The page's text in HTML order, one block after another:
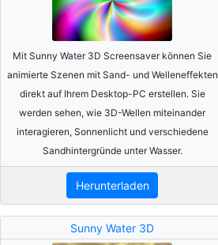
Mit Sunny Water 3D Screensaver können Sie
animierte Szenen mit Sand- und Welleneffekten
direkt auf Ihrem Desktop-PC erstellen. Sie
werden sehen, wie 3D-Wellen miteinander
interagieren, Sonnenlicht und verschiedene
Sandhintergründe unter Wasser.
Herunterladen
Sunny Water 3D